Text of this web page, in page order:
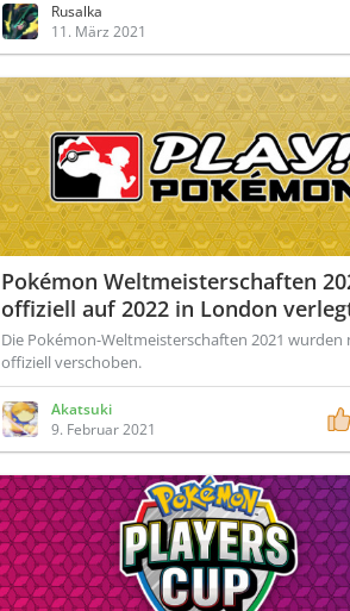
Rusalka
11. März 2021
Pokémon Weltmeisterschaften
offiziell auf 2022 in London
Die Pokémon-Weltmeisterschaften 2021 wurden
offiziell verschoben.
Akatsuki
9. Februar 2021